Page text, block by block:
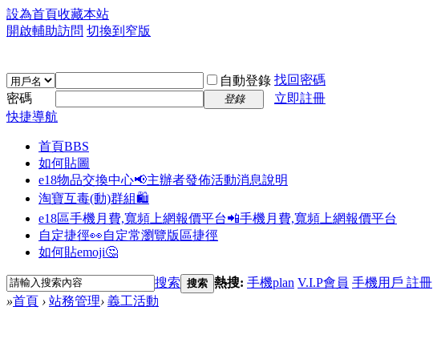
設為首頁收藏本站
開啟輔助訪問 切換到窄版
自動登錄 找回密碼
密碼
登錄
立即註冊
快捷導航
首頁BBS
如何貼圖
e18物品交換中心📢主辦者發佈活動消息說明
淘寶互毒(動)群組🛍️
e18區手機月費,寬頻上網報價平台📲手機月費,寬頻上網報價平台
自定捷徑👀自定常瀏覽版區捷徑
如何貼emoji🤔
搜索 搜索 熱搜: 手機plan V.I.P會員 手機用戶 註冊
»首頁 › 站務管理› 義工活動